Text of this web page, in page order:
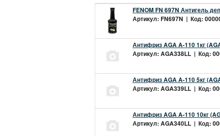
FENOM FN 697N Антигель
Артикул: FN697N | Код:
Антифриз AGA A-110 1кг
Артикул: AGA338LL | Код:
Антифриз AGA A-110 5кг
Артикул: AGA339LL | Код:
Антифриз AGA A-110 10кг
Артикул: AGA340LL | Код: